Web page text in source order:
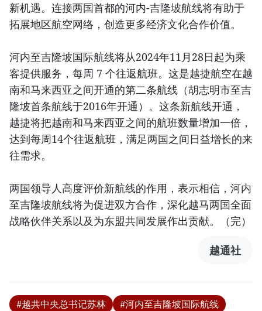
新机遇。连接两国首都的河内-吉隆坡航线将有助于
拓展地区航空网络，创造更多经济文化合作价值。
河内至吉隆坡国际航线将从2024年11月28日起为乘
客提供服务，每周 7 个往返航班。这是越捷航空在越
南和马来西亚之间开通的第二条航线（胡志明市至吉
隆坡首条航线于2016年开通）。这条新航线开通，
越捷将把越南和马来西亚之间的航班数量增加一倍，
达到每周14个往返航班，满足两国之间日益增长的来
往需求。
两国领导人高度评价新航线的作用，表示相信，河内
至吉隆坡航线将为促进双方合作，深化越马两国全面
战略伙伴关系以及为东盟共同发展作出贡献。（完）
越通社
#越共中央总书记苏林
#河内至吉隆坡国际航线